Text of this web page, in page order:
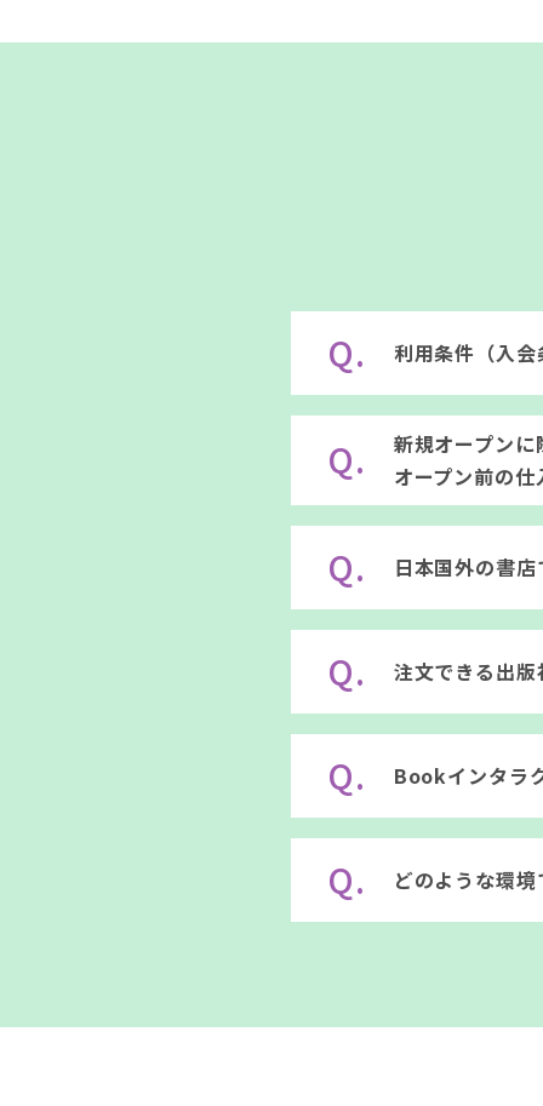
Q. 利用条件（入
A.
書店マスタ管
（トーハン、
い場合でも
Q.
新規オープン
オープン前の
A.
取次（トーハ
ぐにご注文が
Q. 日本国外の書
A.
書店マスタ管
規会員登録の
Q. 注文できる出版
A.
ジャンルによ
い。
Q. Bookインタラ
A. 出版社在庫か
Q. どのような環